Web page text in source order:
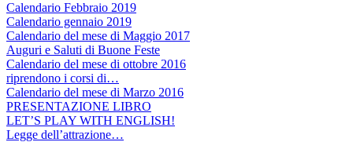
Calendario Febbraio 2019
Calendario gennaio 2019
Calendario del mese di Maggio 2017
Auguri e Saluti di Buone Feste
Calendario del mese di ottobre 2016
riprendono i corsi di…
Calendario del mese di Marzo 2016
PRESENTAZIONE LIBRO
LET’S PLAY WITH ENGLISH!
Legge dell’attrazione…